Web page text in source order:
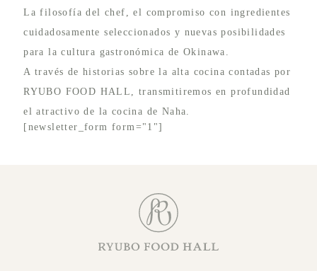
La filosofía del chef, el compromiso con ingredientes
cuidadosamente seleccionados y nuevas posibilidades
para la cultura gastronómica de Okinawa.
A través de historias sobre la alta cocina contadas por
RYUBO FOOD HALL, transmitiremos en profundidad
el atractivo de la cocina de Naha.
[newsletter_form form="1"]